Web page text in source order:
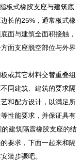
板式橡胶支座与建筑底
长的25%，通常板式橡
面与建筑全面积接触，
面支座脱空部位与外界
或其它材料交替重叠组
同建筑、建筑的要求隔
和配方设计，以满足所
性能要求，并保证具有
建筑隔震橡胶支座的结
要求，下面一起来和隔
装步骤吧。